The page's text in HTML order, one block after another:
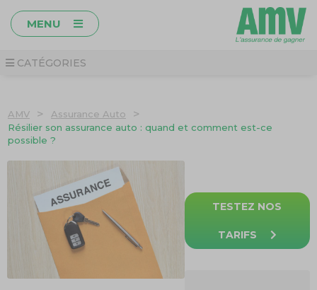
MENU
CATÉGORIES
AMV > Assurance Auto >
Résilier son assurance auto : quand et comment est-ce
possible ?
TESTEZ NOS
TARIFS